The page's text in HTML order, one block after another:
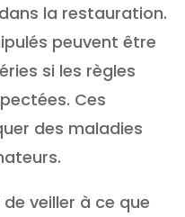
la restauration.
peuvent être
si les règles
Ces
des maladies
veiller à ce que